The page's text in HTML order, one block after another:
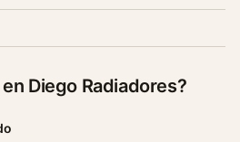
Diego Radiadores?